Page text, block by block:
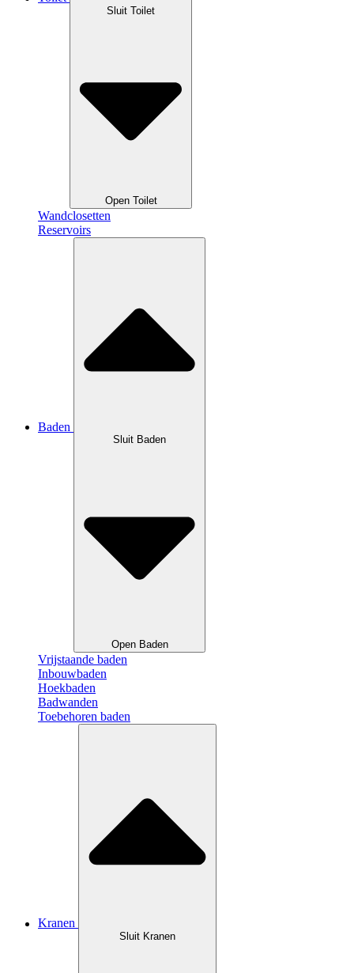
Sluit Toilet
Open Toilet
Wandclosetten
Reservoirs
Baden
Sluit Baden
Open Baden
Vrijstaande baden
Inbouwbaden
Hoekbaden
Badwanden
Toebehoren baden
Kranen
Sluit Kranen